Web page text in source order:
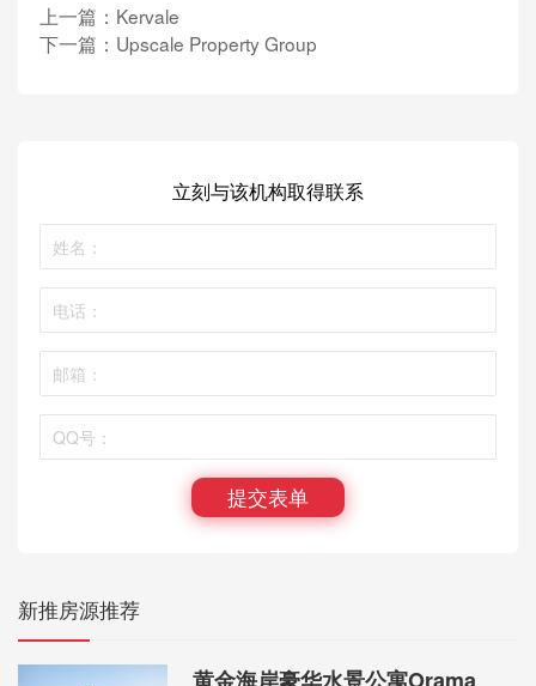
上一篇： Kervale
下一篇： Upscale Property Group
立刻与该机构取得联系
提交表单
新推房源推荐
黄金海岸豪华水景公寓Orama